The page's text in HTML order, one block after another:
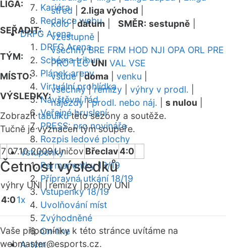
Kariéra
Redakce webu
DRFG Arena
DRFG Arena
Schéma tribun
Plánek areny
Virtuální prohlídka
Návštěvní řád
Veřejné bruslení
PRESS: pro novináře
Rozpis ledové plochy
Vstupenky
Permanentky 18/19
Přípravná utkání 18/19
Vstupenky 18/19
Uvolňování míst
Zvýhodněné
On-line
A-tým
LIGA:
střed
2.liga východ
SEŘADIT:
kolo|datum SMĚR: sestupně
vzestupně
TÝM:
všechny BRE FRM HOD NJI OPA ORL PRE
PRO TEC UNI VAL VSE
MÍSTO:
všude|doma venku
VÝSLEDKY:
všechny|remízy výhry v prodl.
nájezdy|prodl. nebo náj. s nulou
Zobrazittabulkutéto sezóny a soutěže.
Tučně je vyznačen tým soupeře.
7 07.10.2009Uničov Břeclav4:0
Četnost výsledků
výhry UNI |remízy | prohry UNI
4:01x
Vaše připomínky k této stránce uvítáme na
webmaster@esports.cz.